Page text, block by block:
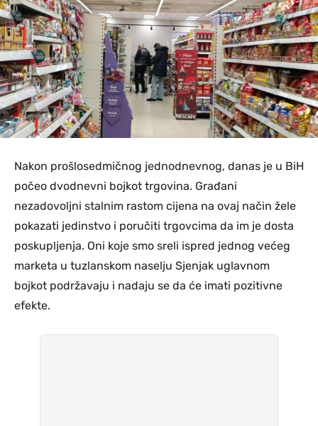
Nakon prošlosedmičnog jednodnevnog, danas je u BiH
počeo dvodnevni bojkot trgovina. Građani
nezadovoljni stalnim rastom cijena na ovaj način žele
pokazati jedinstvo i poručiti trgovcima da im je dosta
poskupljenja. Oni koje smo sreli ispred jednog većeg
marketa u tuzlanskom naselju Sjenjak uglavnom
bojkot podržavaju i nadaju se da će imati pozitivne
efekte.